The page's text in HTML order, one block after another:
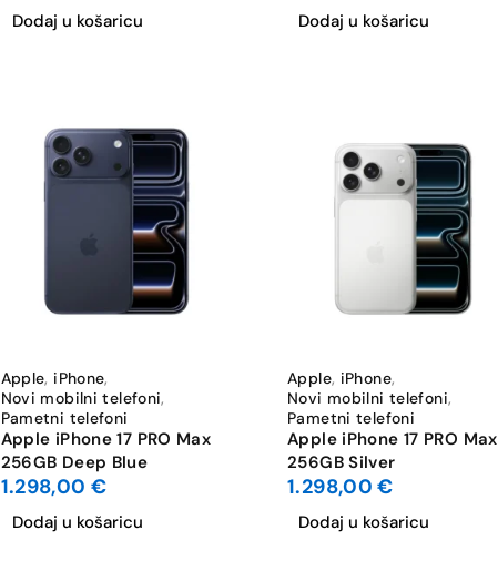
Dodaj u košaricu Dodaj u košaricu
Apple, iPhone,
Novi mobilni telefoni,
Pametni telefoni
Apple iPhone 17 PRO Max
256GB Deep Blue
1.298,00 €
Dodaj u košaricu
Apple, iPhone,
Novi mobilni telefoni,
Pametni telefoni
Apple iPhone 17 PRO Max
256GB Silver
1.298,00€
Dodaj u košaricu